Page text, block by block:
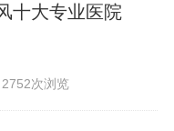
十大专业医院
2752次浏览